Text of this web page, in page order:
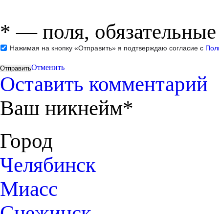
* — поля,
Нажимая на кнопку «Отправить» я подтверждаю согласие с
Отменить
Оставить комментарий
Ваш никнейм*
Город
Челябинск
Миасс